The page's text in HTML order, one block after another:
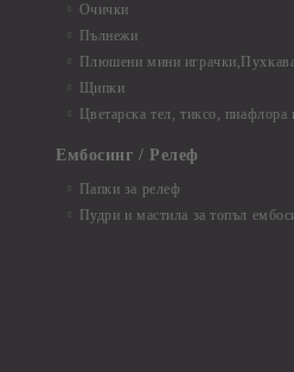
Очички
Пълнежи
Плюшени мини
Щипки
Цветарска тел, тиксо, пиафлора
Ембосинг / Релеф
Папки за релеф
Пудри и мастила за топъл